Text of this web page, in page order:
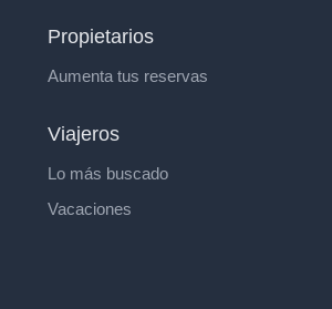
Propietarios
Aumenta tus reservas
Viajeros
Lo más buscado
Vacaciones